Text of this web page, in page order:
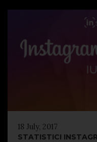
18 July, 2017
STATISTICI